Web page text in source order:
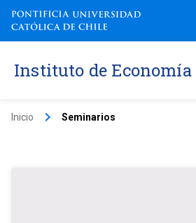
Instituto de Economía
Inicio keyboard_arrow_right Seminarios